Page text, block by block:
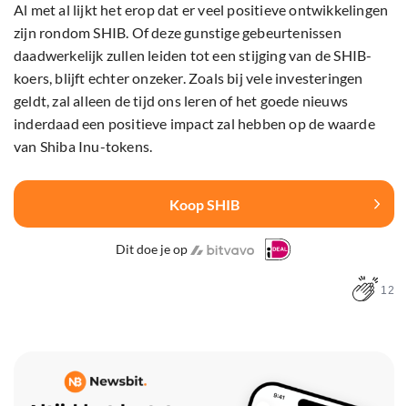
Al met al lijkt het erop dat er veel positieve ontwikkelingen
zijn rondom SHIB. Of deze gunstige gebeurtenissen
daadwerkelijk zullen leiden tot een stijging van de SHIB-
koers, blijft echter onzeker. Zoals bij vele investeringen
geldt, zal alleen de tijd ons leren of het goede nieuws
inderdaad een positieve impact zal hebben op de waarde
van Shiba Inu-tokens.
Koop SHIB
Dit doe je op
12